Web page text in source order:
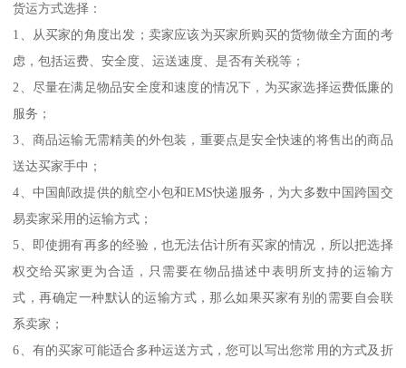
货运方式选择：
1、从买家的角度出发；卖家应该为买家所购买的货物做全方面的考
虑，包括运费、安全度、运送速度、是否有关税等；
2、尽量在满足物品安全度和速度的情况下，为买家选择运费低廉的
服务；
3、商品运输无需精美的外包装，重要点是安全快速的将售出的商品
送达买家手中；
4、中国邮政提供的航空小包和EMS快递服务，为大多数中国跨国交
易卖家采用的运输方式；
5、即使拥有再多的经验，也无法估计所有买家的情况，所以把选择
权交给买家更为合适，只需要在物品描述中表明所支持的运输方
式，再确定一种默认的运输方式，那么如果买家有别的需要自会联
系卖家；
6、有的买家可能适合多种运送方式，您可以写出您常用的方式及折